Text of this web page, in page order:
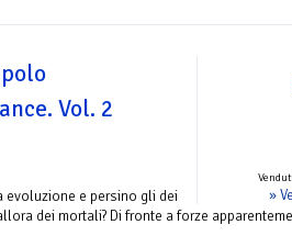
»
Vol. 2
evoluzione e persino gli dei
dei mortali? Di fronte a forze